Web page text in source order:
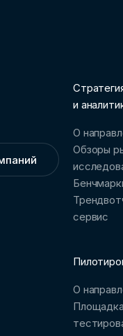
и
О
Обзоры
сервис
О